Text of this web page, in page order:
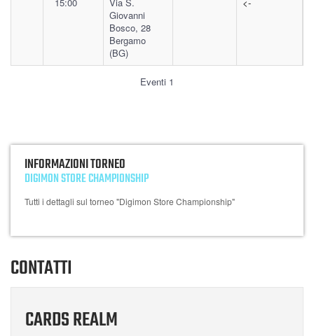
Giovanni
Bosco, 28
Bergamo
(BG)
Eventi 1
INFORMAZIONI TORNEO
DIGIMON STORE CHAMPIONSHIP
Tutti i dettagli sul torneo "Digimon Store Championship"
CONTATTI
CARDS REALM